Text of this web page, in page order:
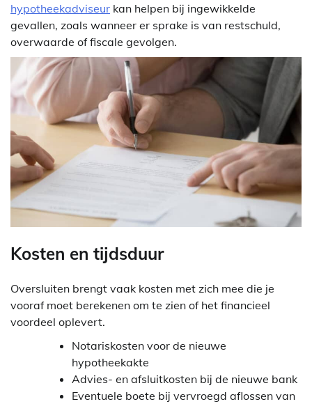
hypotheekadviseur kan helpen bij ingewikkelde
gevallen, zoals wanneer er sprake is van restschuld,
overwaarde of fiscale gevolgen.
Kosten en tijdsduur
Oversluiten brengt vaak kosten met zich mee die je
vooraf moet berekenen om te zien of het financieel
voordeel oplevert.
Notariskosten voor de nieuwe
hypotheekakte
Advies- en afsluitkosten bij de nieuwe bank
Eventuele boete bij vervroegd aflossen van